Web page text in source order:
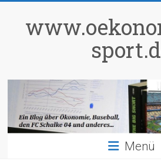
springen
Menü